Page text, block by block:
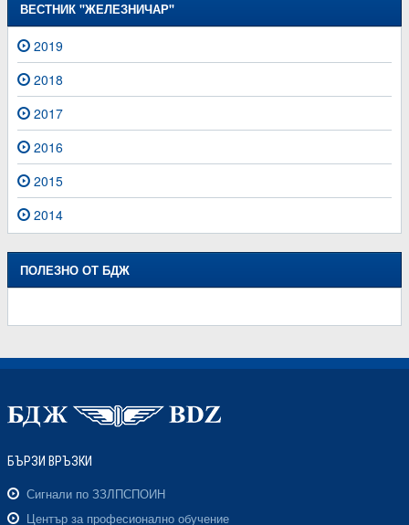
ВЕСТНИК "ЖЕЛЕЗНИЧАР"
2019
2018
2017
2016
2015
2014
ПОЛЕЗНО ОТ БДЖ
БЪРЗИ ВРЪЗКИ
Сигнали по ЗЗЛПСПОИН
Център за професионално обучение